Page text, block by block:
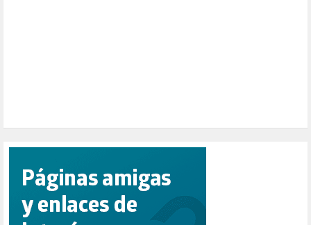
PUERTO DE VALENCIA (1)
RACISMO (1)
RELIGIÓN (114)
REPUBLICA (1)
SALUD (108)
SENSIBILIZACIÓN (576)